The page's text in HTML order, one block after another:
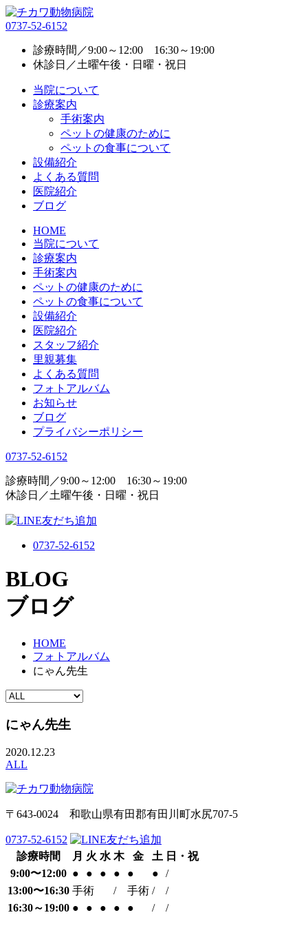
0737-52-6152
診療時間／9:00～12:00 16:30～19:00
休診日／土曜午後・日曜・祝日
当院について
診療案内
手術案内
ペットの健康のために
ペットの食事について
設備紹介
よくある質問
医院紹介
ブログ
HOME
当院について
診療案内
手術案内
ペットの健康のために
ペットの食事について
設備紹介
医院紹介
スタッフ紹介
里親募集
よくある質問
フォトアルバム
お知らせ
ブログ
プライバシーポリシー
0737-52-6152
診療時間／9:00～12:00 16:30～19:00
休診日／土曜午後・日曜・祝日
0737-52-6152
BLOG
ブログ
HOME
フォトアルバム
にゃん先生
にゃん先生
2020.12.23
ALL
〒643-0024 和歌山県有田郡有田川町水尻707-5
0737-52-6152
診療時間
月 火 水 木 金 土 日・祝
9:00〜12:00 ● ● ● ● ● ●
/
13:00〜16:30 手術 / 手術 /
/
16:30～19:00 ● ● ● ● ● / /